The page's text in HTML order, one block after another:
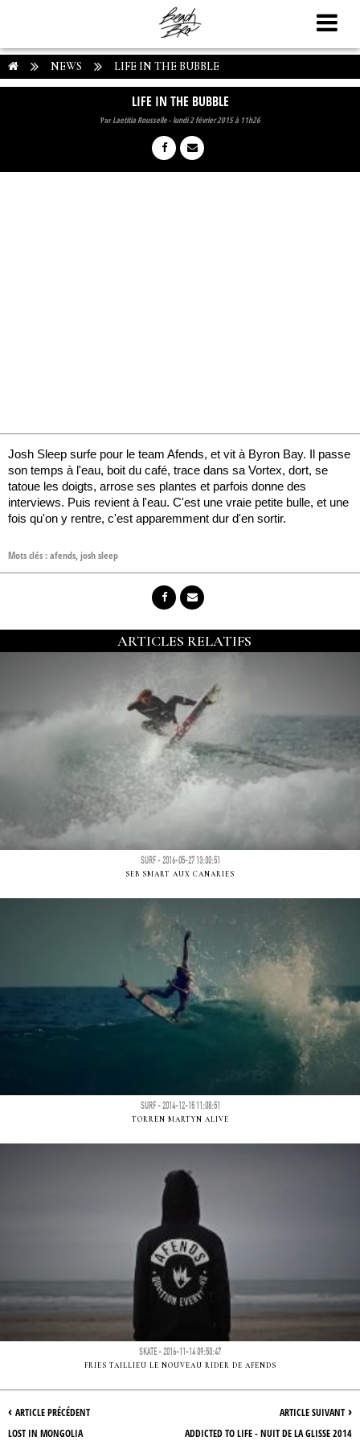
NEWS LIFE IN THE BUBBLE
LIFE IN THE BUBBLE
ParLaetitia Rousselle-lundi 2 février 2015 à 11h26
Josh Sleep surfe pour le team Afends, et vit à Byron Bay. Il passe
son temps à l'eau, boit du café, trace dans sa Vortex, dort, se
tatoue les doigts, arrose ses plantes et parfois donne des
interviews. Puis revient à l'eau. C'est une vraie petite bulle, et une
fois qu'on y rentre, c'est apparemment dur d'en sortir.
Mots clés :afends,josh sleep
ARTICLES RELATIFS
SURF - 2016-05-27 13:00:51
SEB SMART AUX CANARIES
SURF - 2014-12-15 11:08:51
TORREN MARTYN ALIVE
SKATE - 2016-11-14 09:50:47
FRIES TAILLIEU LE NOUVEAU RIDER DE AFENDS
ARTICLE SUIVANT ›
ADDICTED TO LIFE - NUIT DE LA GLISSE 2014
‹ ARTICLE PRÉCÉDENT
LOST IN MONGOLIA